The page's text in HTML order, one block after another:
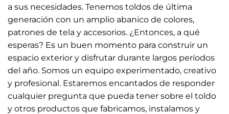
a sus necesidades. Tenemos toldos de última
generación con un amplio abanico de colores,
patrones de tela y accesorios. ¿Entonces, a qué
esperas? Es un buen momento para construir un
espacio exterior y disfrutar durante largos períodos
del año. Somos un equipo experimentado, creativo
y profesional. Estaremos encantados de responder
cualquier pregunta que pueda tener sobre el toldo
y otros productos que fabricamos, instalamos y